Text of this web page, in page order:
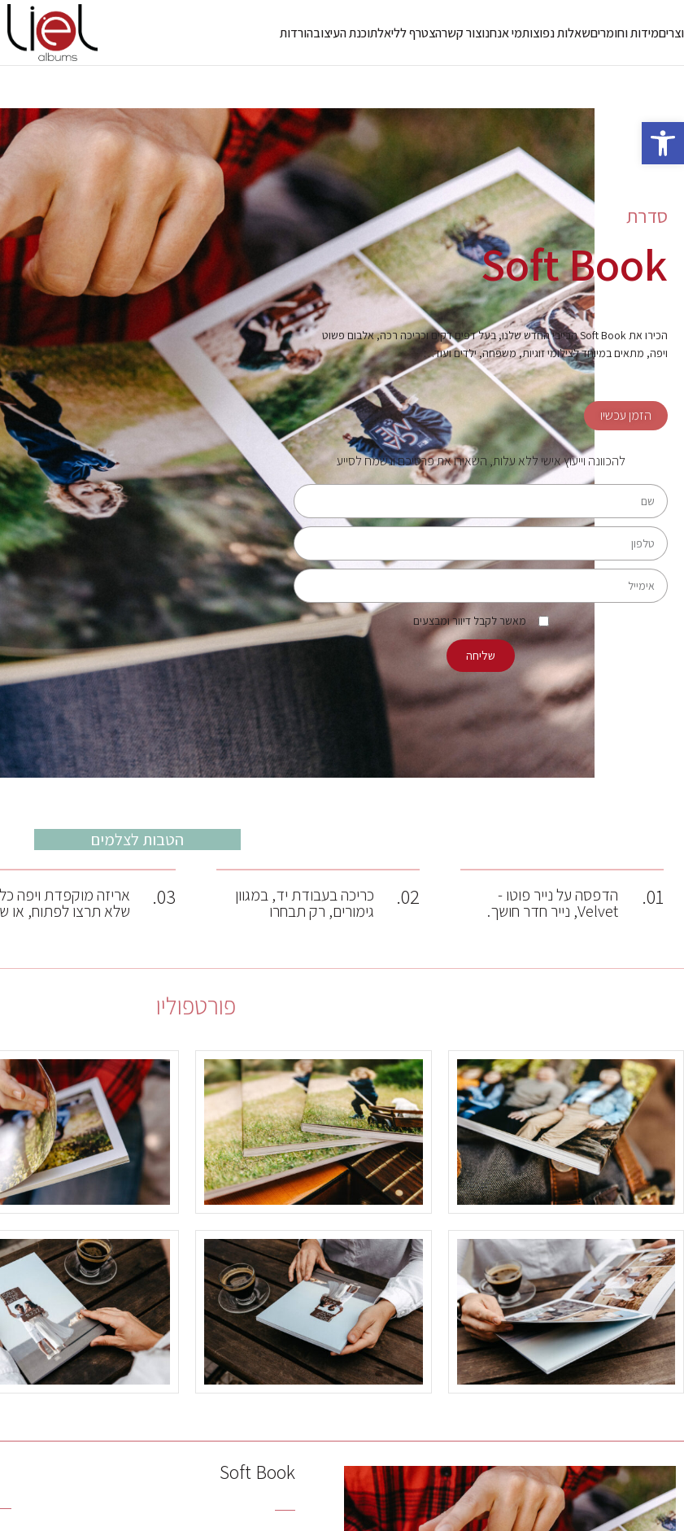
פתח סרגל נגישות
מידות וחומריםשאלות נפוצותמי אנחנוצור קשרהצטרף לליאלתוכנת העיצובהורדות
סדרת
Soft Book
הכירו את Soft Book הבייבי החדש שלנו, בעל דפים דקים וכריכה רכה, אלבום פשוט
ויפה, מתאים במיוחד לצילומי זוגיות, משפחה, ילדים ועוד…
הזמן עכשיו
להכוונה וייעוץ אישי ללא עלות, השאירו את פרטיכם ונשמח לסייע
מאשר לקבל דיוור ומבצעים
שליחה
הטבות לצלמים
01. הדפסה על נייר פוטו -
Velvet, נייר חדר חושך.
02. כריכה בעבודת יד, במגוון
גימורים, רק תבחרו
03. אריזה מוקפדת ויפה
שלא תרצו לפתוח, או
פורטפוליו
Soft Book